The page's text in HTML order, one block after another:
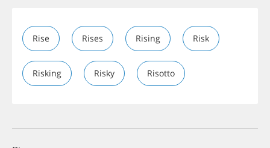
Rise Rises Rising Risk
Risking Risky Risotto